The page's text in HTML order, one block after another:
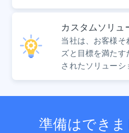
カスタムソリュ
当社は、お客様そ
ズと目標を満た
されたソリューシ
準備はできま